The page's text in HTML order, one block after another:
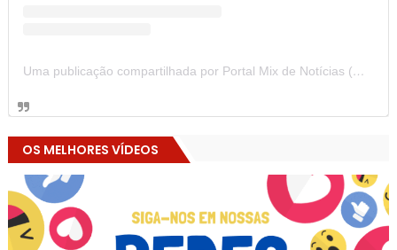
Uma publicação compartilhada por Portal Mix de Notícias (@portalmixdenoticias)
OS MELHORES VÍDEOS